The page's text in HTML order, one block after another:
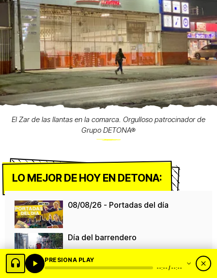
El Zar de las llantas en la comarca. Orgulloso patrocinador de
Grupo DETONA®
LO MEJOR DE HOY EN DETONA:
08/08/26 - Portadas del día
Día del barrendero
Colosio necesita un "regulador de
PRESIONA PLAY
--:-- / --:--